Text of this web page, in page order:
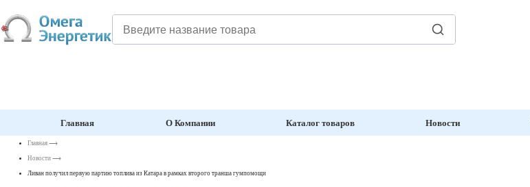
Главная О Компании Каталог товаров Новости
Главная ⟶
Новости ⟶
Ливан получил первую партию топлива из Катара в рамках второго транша гумпомощи